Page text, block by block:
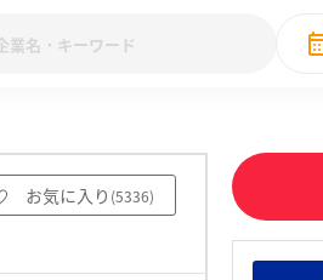
28卒 IT・DX現場社員インタ
お気に入り (5336)